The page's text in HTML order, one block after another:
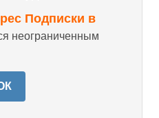
Подписки в
неограниченным